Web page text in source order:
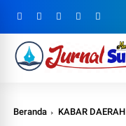
Beranda KABAR DAERAH